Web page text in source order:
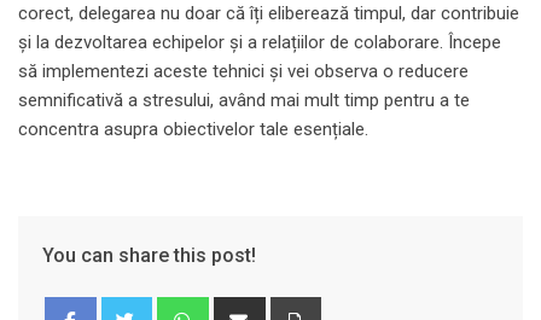
corect, delegarea nu doar că îți eliberează timpul, dar contribuie
și la dezvoltarea echipelor și a relațiilor de colaborare. Începe
să implementezi aceste tehnici și vei observa o reducere
semnificativă a stresului, având mai mult timp pentru a te
concentra asupra obiectivelor tale esențiale.
You can share this post!
WhatsappShare